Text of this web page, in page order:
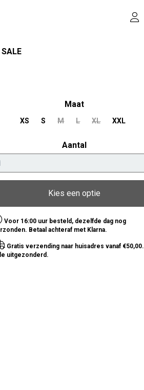
SALE
Maat
XS S M L XL XXL
Aantal
Kies een optie
Voor 16:00 uur besteld, dezelfde dag nog
Betaal achteraf met Klarna.
Gratis verzending naar huisadres vanaf €50,00.
uitgezonderd.